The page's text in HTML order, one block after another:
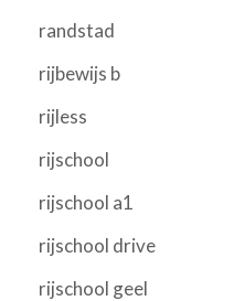
randstad
rijbewijs b
rijless
rijschool
rijschool a1
rijschool drive
rijschool geel